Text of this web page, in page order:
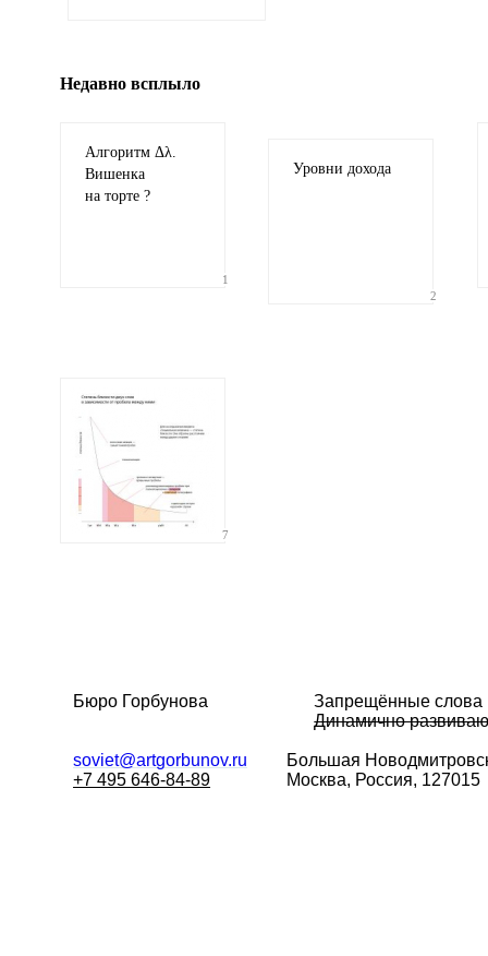
Недавно всплыло
Алгоритм Δλ.
Вишенка
на торте ?
1
Уровни дохода
2
7
Бюро Горбунова
Запрещённые слова
Динамично
soviet@artgorbunov.ru
+7 495 646-84-89
Большая
Москва, Россия, 127015